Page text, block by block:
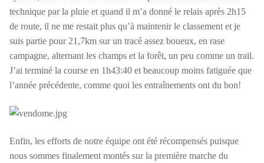
technique par la pluie et quand il m’a donné le relais après 2h15
de route, il ne me restait plus qu’à maintenir le classement et je
suis partie pour 21,7km sur un tracé assez boueux, en rase
campagne, alternant les champs et la forêt, un peu comme un trail.
J’ai terminé la course en 1h43:40 et beaucoup moins fatiguée que
l’année précédente, comme quoi les entraînements ont du bon!
Enfin, les efforts de notre équipe ont été récompensés puisque
nous sommes finalement montés sur la première marche du